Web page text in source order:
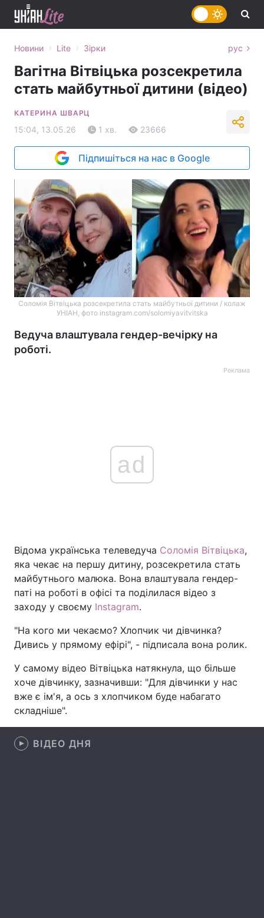
Головна Війна
Україна
Економіка Світ
Техно і зв'язок Лайт
Зброя
Здоров'я
Новини › Lite › Зірки рус
Вагітна Вітвіцька розсекретила
стать майбутньої дитини (відео)
КАТЕРИНА ШВАРЦ
15:04, 13.05.26 1 хв. 23666
Підпишіться на нас в Google
Соломія Вітвіцька розсекретила стать майбутньої дитини / колаж
УНІАН, фото instagram.com/solomiyavitvitska
Ведуча влаштувала гендер-вечірку на
роботі.
Реклама
ad
Відома українська телеведуча Соломія Вітвіцька,
яка чекає на першу дитину, розсекретила стать
майбутнього малюка. Вона влаштувала гендер-
паті на роботі в офісі та поділилася відео з
заходу у своєму Instagram.
"На кого ми чекаємо? Хлопчик чи дівчинка?
Дивись у прямому ефірі", - підписала вона ролик.
У самому відео Вітвіцька натякнула, що більше
хоче дівчинку, зазначивши: "Для дівчинки у нас
вже є ім'я, а ось з хлопчиком буде набагато
складніше".
ВІДЕО ДНЯ